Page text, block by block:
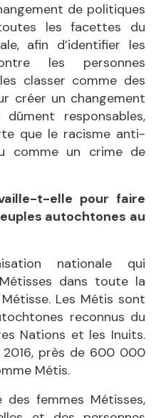
de politiques
les facettes du
afin d’identifier les
les personnes
classer comme des
créer un changement
responsables,
que le racisme anti-
comme un crime de
t-elle pour faire
autochtones au
nationale qui
dans toute la
Les Métis sont
reconnus du
Nations et les Inuits.
près de 600 000
Métis.
des femmes Métisses,